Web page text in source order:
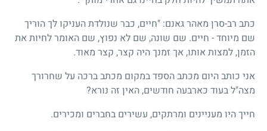
כתב רב-סרן מאהר גאנם: "חיים, כבר שנולדת העניקו לך הוריך
שם מיוחד - חיים. שם שונה, שם לא נפוץ, שם האומר לחיות את
הזמן, למצות אותו, אך זמנך היה קצר, קצר מאוד.
אני כותב היום מכתב הספד במקום מכתב ברכה על שחרורך
מצה"ל בעוד כארבעה חודשים, האין זה נורא?
חייך היו מעניינים ומרתקים, עשירים בחברים ומכירים.